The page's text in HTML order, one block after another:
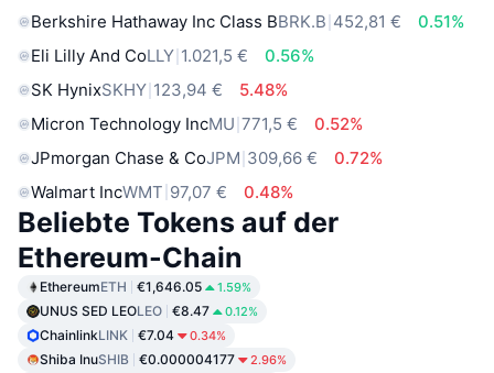
Berkshire Hathaway Inc Class BBRK.B 452,81 €
0.51%
Eli Lilly And CoLLY 1.021,5 €
0.56%
SK HynixSKHY 123,94 €
5.48%
Micron Technology IncMU 771,5 €
0.52%
JPmorgan Chase & CoJPM 309,66 €
0.72%
Walmart IncWMT 97,07 € 0.48%
Beliebte Tokens auf der
Ethereum-Chain
EthereumETH €1,646.05 1.59%
UNUS SED LEOLEO €8.47 0.12%
ChainlinkLINK €7.04 0.34%
Shiba InuSHIB €0.000004177 2.96%